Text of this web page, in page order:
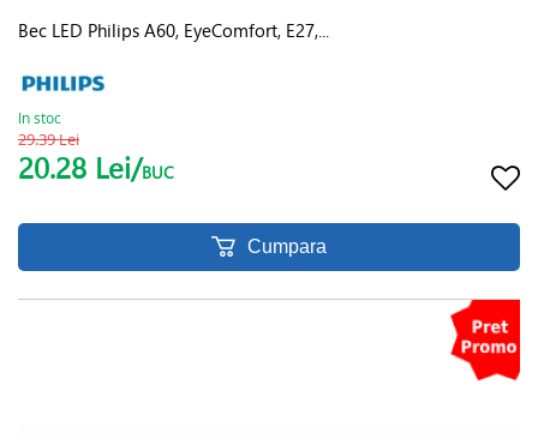
Bec LED Philips A60, EyeComfort, E27,...
In stoc
29.39 Lei
20.28 Lei/BUC
Cumpara